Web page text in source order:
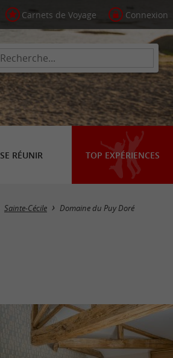
Carnets de Voyage Connexion
SE RÉUNIR TOP EXPÉRIENCES
Sainte-Cécile Domaine du Puy Doré